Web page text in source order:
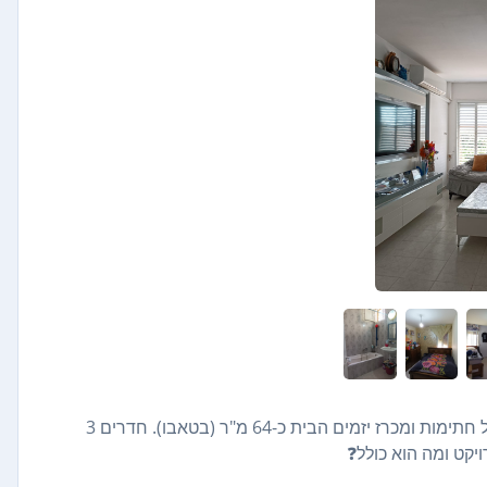
רחוב אריה לוין בקרית שמואל תמ"א 38 בשלב מתקדם מאוד של חתימות ומכרז יזמים הבית כ-64 מ"ר (בטאבו). חדרים 3